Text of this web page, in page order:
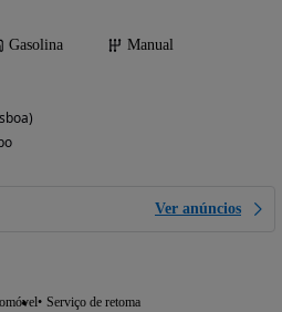
Gasolina
Manual
Ver anúncios
Serviço de retoma